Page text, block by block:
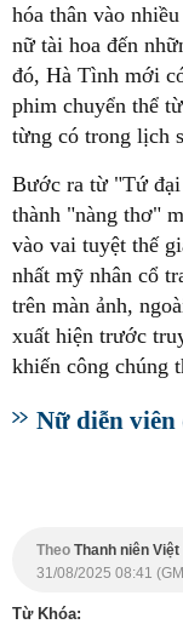
hóa thân vào
nữ tài hoa đến
đó, Hà Tình mới
phim chuyển thể
từng có trong lịch
Bước ra từ "Tứ
thành "nàng thơ"
vào vai tuyệt thế
nhất mỹ nhân cổ
trên màn ảnh,
xuất hiện trước
khiến công chúng
Nữ diễn
Theo Thanh niên Việt
31/08/2025 08:41
Từ Khóa: